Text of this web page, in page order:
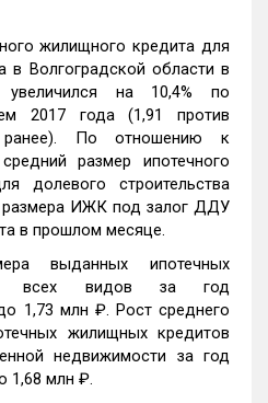
жилищного кредита для
в Волгоградской области в
на 10,4% по
2017 года (1,91 против
По отношению к
размер ипотечного
долевого строительства
размера ИЖК под залог ДДУ
в прошлом месяце.
выданных ипотечных
всех видов за год
1,73 млн ₽. Рост среднего
жилищных кредитов
недвижимости за год
1,68 млн ₽.